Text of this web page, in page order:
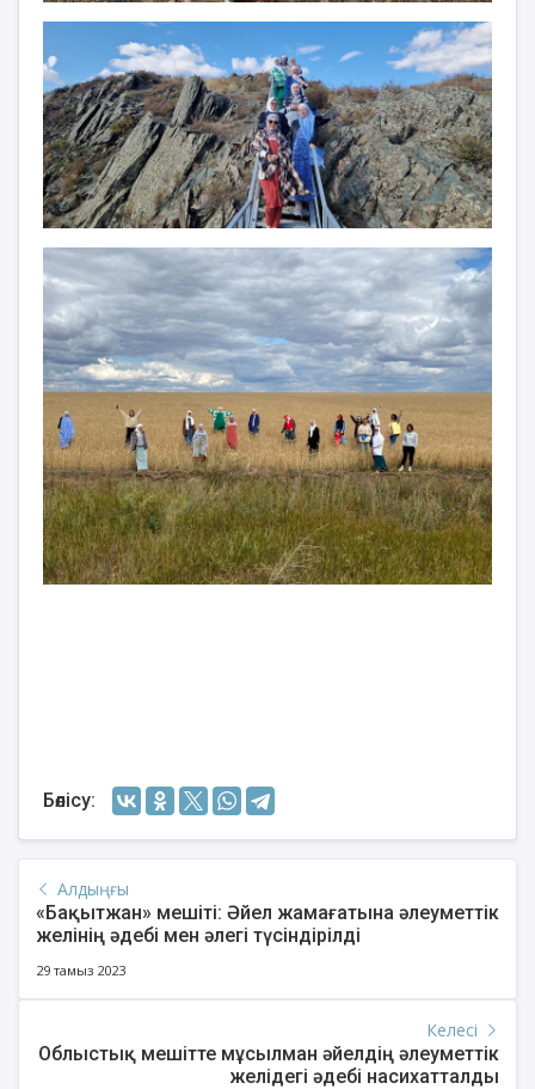
Бөлісу:
Алдыңғы
«Бақытжан» мешіті: Әйел жамағатына әлеуметтік
желінің әдебі мен әлегі түсіндірілді
29 тамыз 2023
Келесі
Облыстық мешітте мұсылман әйелдің әлеуметтік
желідегі әдебі насихатталды